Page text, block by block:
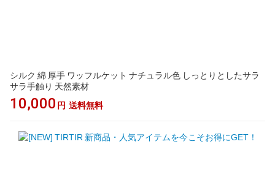
シルク 綿 厚手 ワッフルケット ナチュラル色 しっとりとしたサラ
サラ手触り 天然素材
10,000 円 送料無料